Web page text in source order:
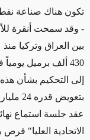
تكون هناك صناعة نفط
- وقد سمحت أنقرة
إلى التحكيم بشأن
بتعويض قدره 24 مليار دولار. وبعد
عقد جلسة استماع
الاتحادية العليا"